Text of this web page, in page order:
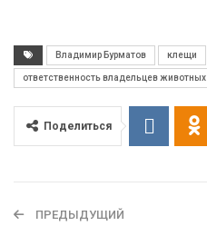
Владимир Бурматов клещи
ответственность владельцев животных
Поделиться
ПРЕДЫДУЩИЙ